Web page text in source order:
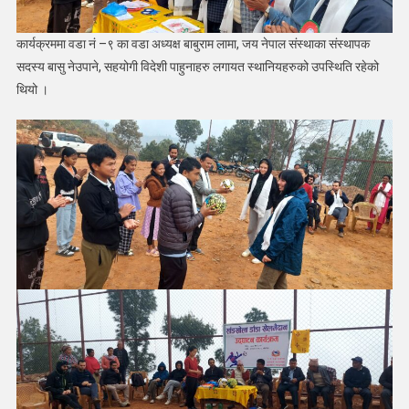
कार्यक्रममा वडा नं –९ का वडा अध्यक्ष बाबुराम लामा, जय नेपाल संस्थाका संस्थापक
सदस्य बासु नेउपाने, सहयोगी विदेशी पाहुनाहरु लगायत स्थानियहरुको उपस्थिति रहेको
थियो ।